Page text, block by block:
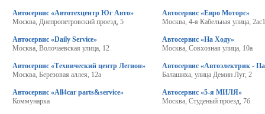
Автосервис «Автотехцентр Юг Авто»
Москва, Днепропетровский проезд, 5
Автосервис «Daily Service»
Москва, Волочаевская улица, 12
Автосервис «Технический центр Легион»
Москва, Березовая аллея, 12а
Автосервис «All4car parts&service»
Коммунарка
Автосервис «Евро Моторс»
Москва, 4-я Кабельная улица,
Автосервис «На Ходу»
Москва, Совхозная улица, 10а
Автосервис «Автоэлектрик -
Балашиха, улица Демин Луг, 2
Автосервис «5-я МИЛЯ»
Москва, Студеный проезд, 7б